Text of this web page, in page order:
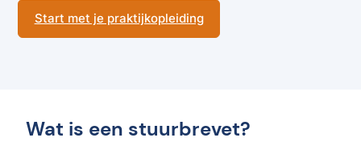
Start met je praktijkopleiding
Wat is een stuurbrevet?